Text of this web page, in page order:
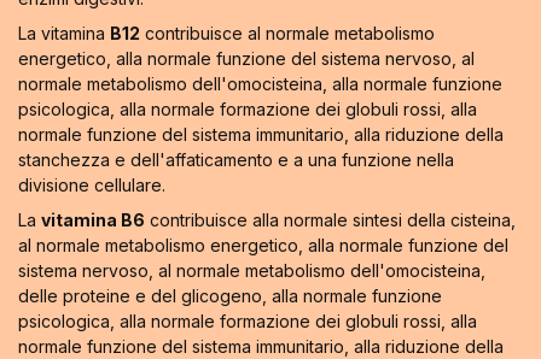
La vitamina B12 contribuisce al normale metabolismo
energetico, alla normale funzione del sistema nervoso, al
normale metabolismo dell'omocisteina, alla normale funzione
psicologica, alla normale formazione dei globuli rossi, alla
normale funzione del sistema immunitario, alla riduzione della
stanchezza e dell'affaticamento e a una funzione nella
divisione cellulare.
La vitamina B6 contribuisce alla normale sintesi della cisteina,
al normale metabolismo energetico, alla normale funzione del
sistema nervoso, al normale metabolismo dell'omocisteina,
delle proteine e del glicogeno, alla normale funzione
psicologica, alla normale formazione dei globuli rossi, alla
normale funzione del sistema immunitario, alla riduzione della